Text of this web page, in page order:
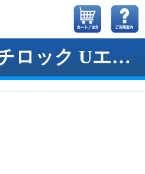
３M スコッチロック Uエレメントコネクタ (ｺﾈｸﾀ-UY)